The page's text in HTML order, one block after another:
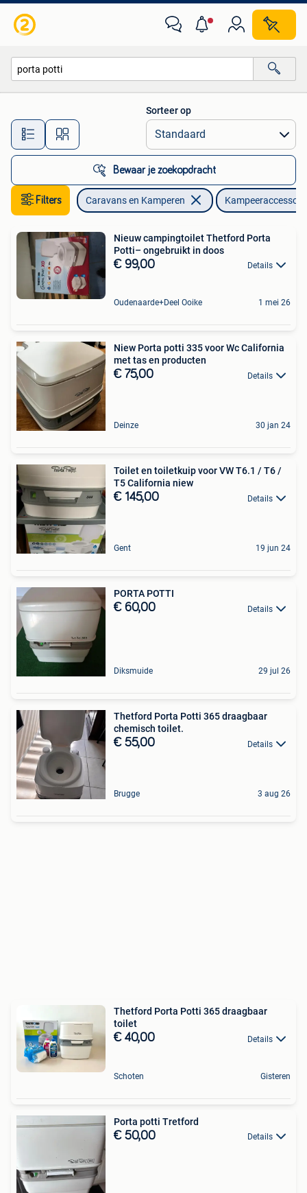
Alle afstanden…
Sorteer op
Bewaar je zoekopdracht
Filters Caravans en Kamperen
Nieuw campingtoilet Thetford Porta
Potti– ongebruikt in doos
€ 99,00 Details
Oudenaarde+Deel Ooike 1 mei 26
Niew Porta potti 335 voor Wc California
met tas en producten
€ 75,00 Details
Deinze 30 jan 24
Toilet en toiletkuip voor VW T6.1 / T6 /
T5 California niew
€ 145,00 Details
Gent 19 jun 24
PORTA POTTI
€ 60,00 Details
Diksmuide 29 jul 26
Thetford Porta Potti 365 draagbaar
chemisch toilet.
€ 55,00 Details
Brugge 3 aug 26
Thetford Porta Potti 365 draagbaar
toilet
€ 40,00 Details
Schoten Gisteren
Porta potti Tretford
€ 50,00 Details